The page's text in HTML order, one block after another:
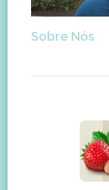
Sobre Nós